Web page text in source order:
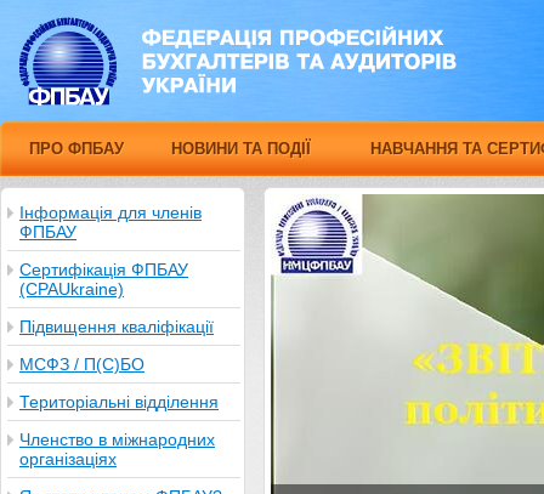
ПРО ФПБАУ НОВИНИ ТА ПОДІЇ НАВЧАННЯ ТА
Інформація для членів
ФПБАУ
Сертифікація ФПБАУ
(CPAUkraine)
Підвищення кваліфікації
МСФЗ / П(С)БО
Територіальні відділення
Членство в міжнародних
організаціях